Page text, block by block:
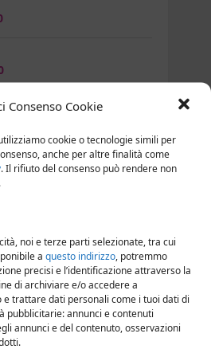
Consenso Cookie
cookie o tecnologie simili per
anche per altre finalità come
. Il rifiuto del consenso può rendere non
noi e terze parti selezionate, tra cui
a questo indirizzo, potremmo
precisi e l’identificazione attraverso la
di archiviare e/o accedere a
trattare dati personali come i tuoi dati di
pubblicitarie: annunci e contenuti
annunci e del contenuto, osservazioni